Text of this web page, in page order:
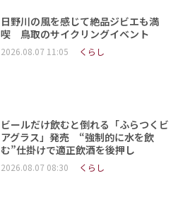
日野川の風を感じて絶品ジビエも満
喫 鳥取のサイクリングイベント
2026.08.07 11:05 くらし
ビールだけ飲むと倒れる「ふらつくビ
アグラス」発売 “強制的に水を飲
む”仕掛けで適正飲酒を後押し
2026.08.07 08:30 くらし